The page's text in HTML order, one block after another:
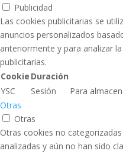
Publicidad
Las cookies publicitarias se
anuncios personalizados
anteriormente y para analizar
publicitarias.
Cookie Duración
YSC
Sesión
Para
Otras
Otras
Otras cookies no
analizadas y aún no han sido